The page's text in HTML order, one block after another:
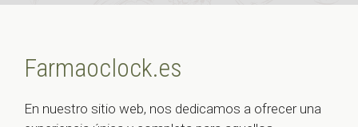
Farmaoclock.es
En nuestro sitio web, nos dedicamos a ofrecer una